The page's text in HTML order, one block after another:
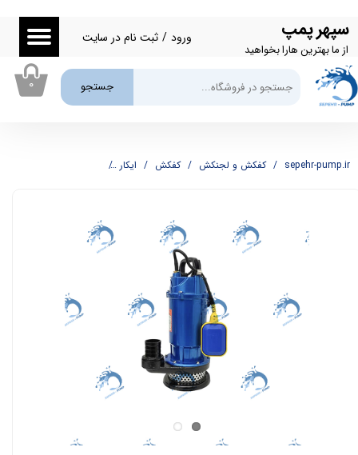
سپهر پمپ
از ما بهترین هارا بخواهید
جستجو
ورود / ثبت نام در سایت
حساب کاربری من
تغییر گذر واژه
سفارشات
۰
sepehr-pump.ir کفکش و لجنکش کفکش ایکار